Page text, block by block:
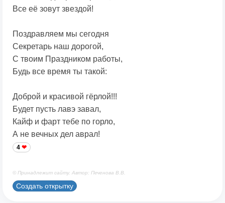
Все её зовут звездой!
Поздравляем мы сегодня
Секретарь наш дорогой,
С твоим Праздником работы,
Будь все время ты такой:
Доброй и красивой гёрлой!!!
Будет пусть лавэ завал,
Кайф и фарт тебе по горло,
А не вечных дел аврал!
4
© Принадлежит сайту. Автор: Печенова В.В.
Создать открытку